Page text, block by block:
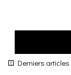
Derniers